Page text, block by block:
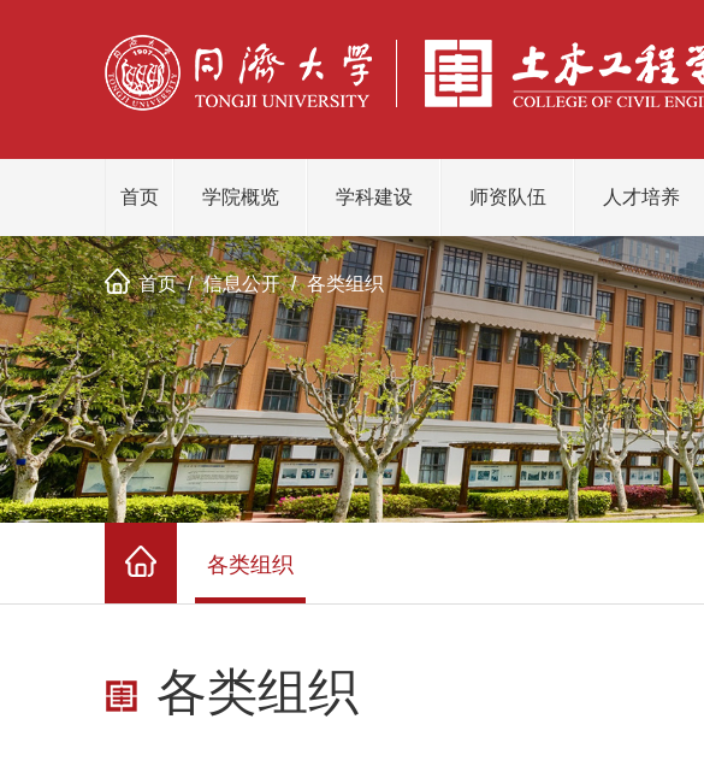
首页 学院概览 学科建设 师资队伍 人才培养
首页 / 信息公开 / 各类组织
各类组织
各类组织